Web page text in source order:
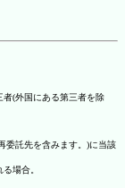
者(外国にある第三者を除
委託先を含みます。)に当該
場合。